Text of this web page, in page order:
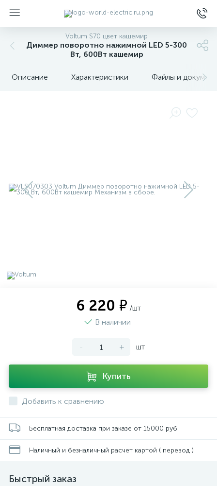
Voltum S70 цвет кашемир
Диммер поворотно нажимной LED 5-300
Вт, 600Вт кашемир
Описание Характеристики Файлы и
6 220 ₽ /шт
В наличии
- + шт
Купить
Добавить к сравнению
Бесплатная доставка при заказе от 15000 руб.
Наличный и безналичный расчет картой ( перевод )
Быстрый заказ